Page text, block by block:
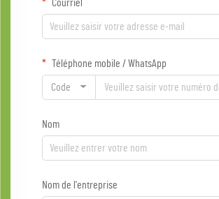
Courriel
Téléphone mobile / WhatsApp
Code
Nom
Nom de l'entreprise